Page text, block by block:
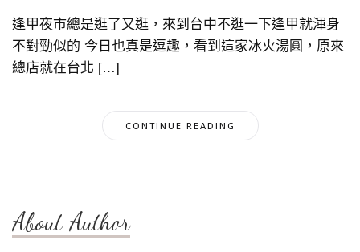
逢甲夜市總是逛了又逛，來到台中不逛一下逢甲就渾身
不對勁似的 今日也真是逗趣，看到這家冰火湯圓，原來
總店就在台北 […]
CONTINUE READING
About Author